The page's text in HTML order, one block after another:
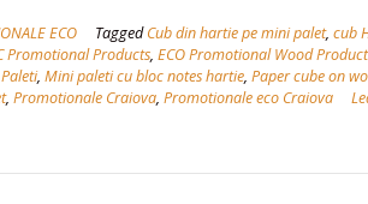
ECO TaggedCub din hartie pe mini palet,cub
Promotional Products,ECO Promotional Wood
,Mini paleti cu bloc notes hartie,Paper cube on
,Promotionale Craiova,Promotionale eco Craiova